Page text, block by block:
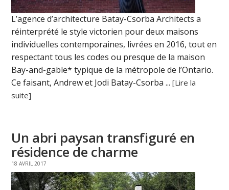
L’agence d’architecture Batay-Csorba Architects a
réinterprété le style victorien pour deux maisons
individuelles contemporaines, livrées en 2016, tout en
respectant tous les codes ou presque de la maison
Bay-and-gable* typique de la métropole de l’Ontario.
Ce faisant, Andrew et Jodi Batay-Csorba ...[Lire la
suite]
Un abri paysan transfiguré en
résidence de charme
18 AVRIL 2017